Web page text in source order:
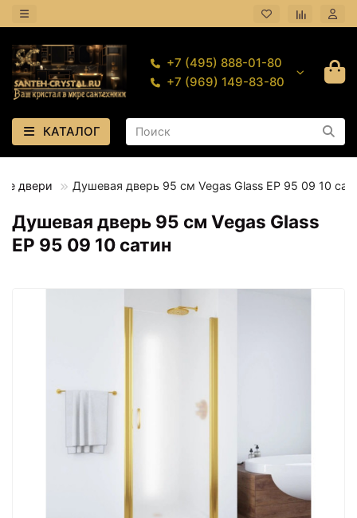
+7 (495) 888-01-80
+7 (969) 149-83-80
КАТАЛОГ
двери Душевая дверь 95 см Vegas Glass ЕР 95 09 10
Душевая дверь 95 см Vegas Glass
ЕР 95 09 10 сатин